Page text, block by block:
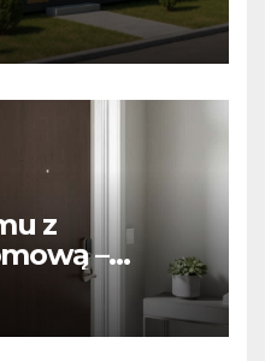
z
–